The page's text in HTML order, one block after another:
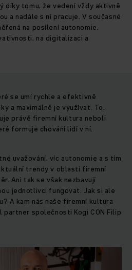
díky tomu, že vedení vždy aktivně
a nadále s ní pracuje. V současné
na posílení autonomie,
na digitalizaci a
se umí rychle a efektivně
a maximálně je využívat. To,
právě firemní kultura neboli
formuje chování lidí v ní.
uvažování, víc autonomie a s tím
trendy v oblasti firemní
Ani tak se však nezbavují
jednotlivci fungovat. Jak si ale
A kam nás naše firemní kultura
společnosti Kogi CON Filip